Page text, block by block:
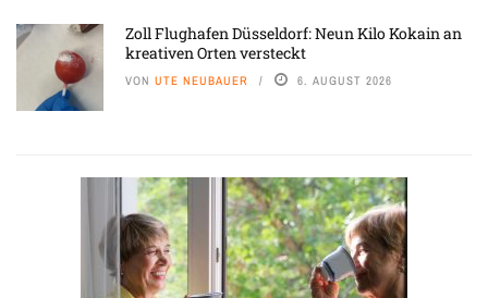
Zoll Flughafen Düsseldorf: Neun Kilo Kokain an
kreativen Orten versteckt
VON UTE NEUBAUER 6. AUGUST 2026